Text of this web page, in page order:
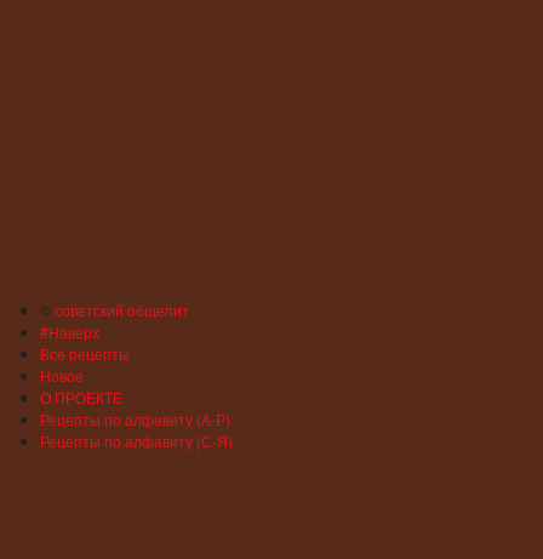
©советский общепит
#Наверх
Все рецепты
Новое
О ПРОЕКТЕ
Рецепты по алфавиту (А-Р)
Рецепты по алфавиту (С-Я)